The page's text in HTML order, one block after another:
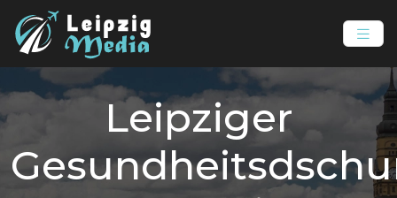
Leipziger